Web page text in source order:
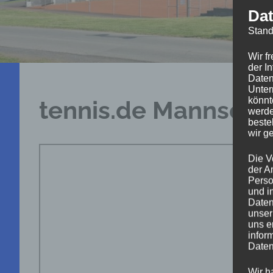
tennis.de
Wir
der
wir
Die
der
und
uns